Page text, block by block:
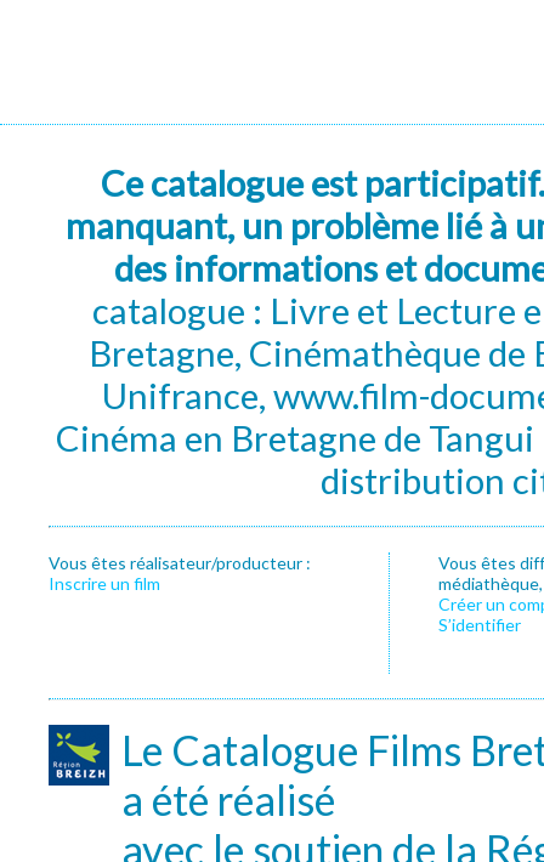
Ce catalogue est
manquant, un problème lié à
des informations et
catalogue : Livre et Lecture
Bretagne, Cinémathèque de
Unifrance, www.film-
Cinéma en Bretagne de
distribution
Vous êtes réalisateur/producteur :
Inscrire un film
Vous êtes
Créer un
S’identifier
Le Catalogue Films
a été réalisé
avec le soutien de la